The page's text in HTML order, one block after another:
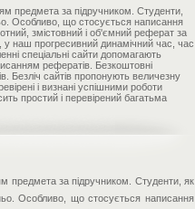
предмета за підручником. Студенти,
Особливо, що стосується написання
змістовний і об'ємний реферат за
у наш прогресивний динамічний час, час
спеціальні сайти допомагають
рефератів. Безкоштовні
Безліч сайтів пропонують величезну
і визнані успішними роботи
простий і перевірений багатьма
предмета за підручником. Студенти, як
Особливо, що стосується написання